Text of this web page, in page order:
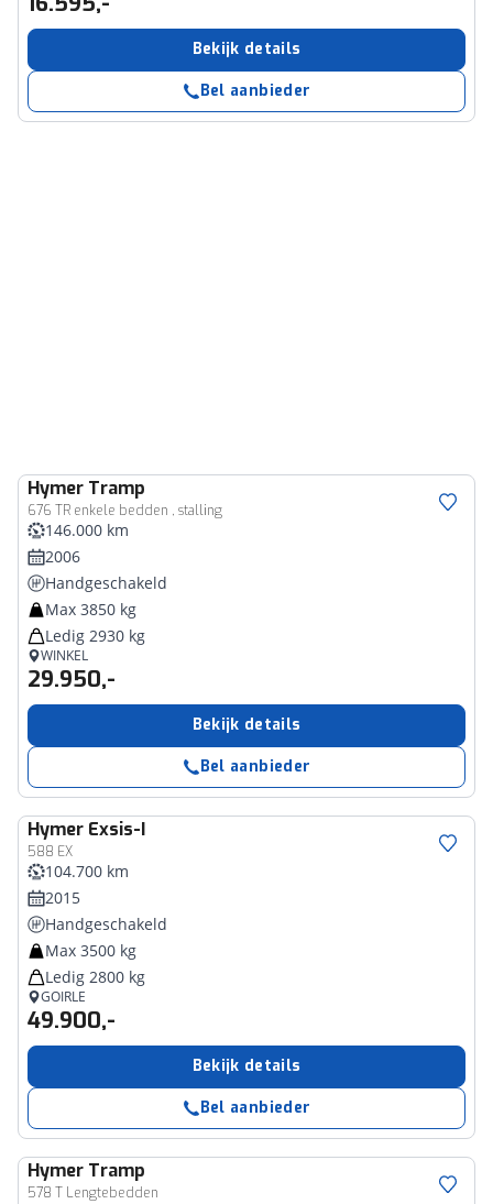
Bekijk details
Bel aanbieder
Hymer Tramp
676 TR enkele bedden , stalling
146.000 km
2006
Handgeschakeld
Max 3850 kg
Ledig 2930 kg
WINKEL
29.950,-
Bekijk details
Bel aanbieder
Hymer Exsis-I
588 EX
104.700 km
2015
Handgeschakeld
Max 3500 kg
Ledig 2800 kg
GOIRLE
49.900,-
Bekijk details
Bel aanbieder
Hymer Tramp
578 T Lengtebedden